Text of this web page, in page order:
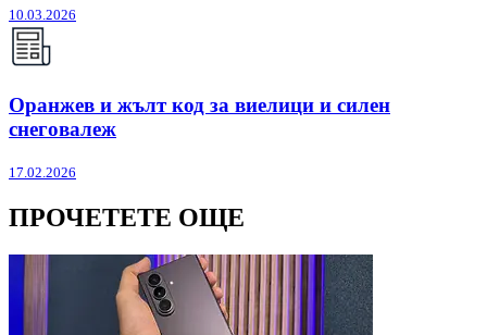
10.03.2026
Оранжев и жълт код за виелици и силен
снеговалеж
17.02.2026
ПРОЧЕТЕТЕ ОЩЕ